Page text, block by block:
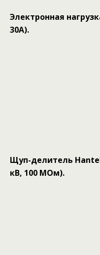
Электронная
30А).
Щуп-делитель
кВ, 100 МОм).